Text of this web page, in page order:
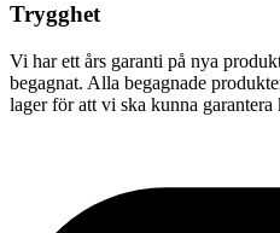
Trygghet
Vi har ett års garanti på nya
begagnat. Alla begagnade
lager för att vi ska kunna garantera